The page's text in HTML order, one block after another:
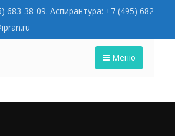
683-38-09. Аспирантура: +7 (495) 682-
Меню